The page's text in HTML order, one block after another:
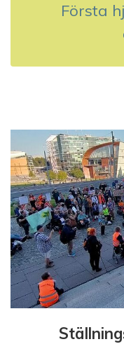
a
i
g
e
r
i
n
g
Första